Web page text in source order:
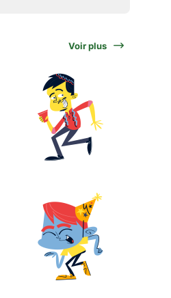
Voir plus